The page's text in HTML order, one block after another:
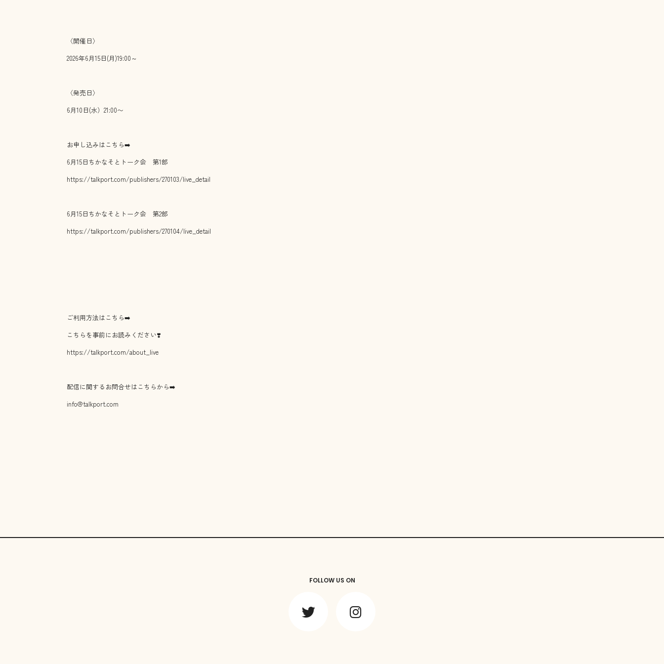
〈開催日〉
2026年6月15日(月)19:00～
〈発売日〉
6月10日(水）21:00〜
お申し込みはこちら➡️
6月15日ちかなそとトーク会 第1部
https://talkport.com/publishers/270103/live_detail
6月15日ちかなそとトーク会 第2部
https://talkport.com/publishers/270104/live_detail
ご利用方法はこちら➡️
こちらを事前にお読みください❣️
https://talkport.com/about_live
配信に関するお問合せはこちらから➡️
info@talkport.com
FOLLOW US ON